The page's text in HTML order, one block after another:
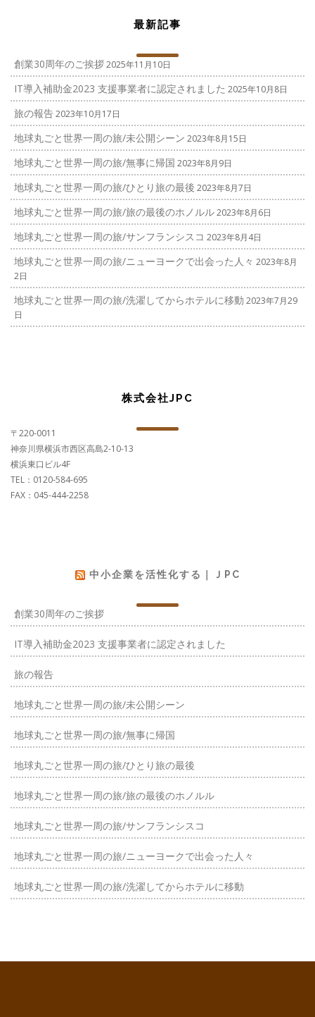
最新記事
創業30周年のご挨拶2025年11月10日
IT導入補助金2023 支援事業者に認定されました 2025年10月8日
旅の報告2023年10月17日
地球丸ごと世界一周の旅/未公開シーン 2023年8月15日
地球丸ごと世界一周の旅/無事に帰国 2023年8月9日
地球丸ごと世界一周の旅/ひとり旅の最後 2023年8月7日
地球丸ごと世界一周の旅/旅の最後のホノルル2023年8月6日
地球丸ごと世界一周の旅/サンフランシスコ 2023年8月4日
地球丸ごと世界一周の旅/ニューヨークで出会った人々 2023年8月
2日
地球丸ごと世界一周の旅/洗濯してからホテルに移動 2023年7月29
日
株式会社JPC
〒220-0011
神奈川県横浜市西区高島2-10-13
横浜東口ビル4F
TEL：0120-584-695
FAX：045-444-2258
中小企業を活性化する｜ＪPC
創業30周年のご挨拶
IT導入補助金2023 支援事業者に認定されました
旅の報告
地球丸ごと世界一周の旅/未公開シーン
地球丸ごと世界一周の旅/無事に帰国
地球丸ごと世界一周の旅/ひとり旅の最後
地球丸ごと世界一周の旅/旅の最後のホノルル
地球丸ごと世界一周の旅/サンフランシスコ
地球丸ごと世界一周の旅/ニューヨークで出会った人々
地球丸ごと世界一周の旅/洗濯してからホテルに移動